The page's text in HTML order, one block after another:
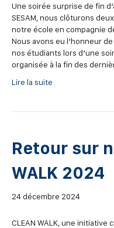
Une soirée surprise de fin
SESAM, nous clôturons
notre école en compagnie
Nous avons eu l’honneur
nos étudiants lors d’une
organisée à la fin des
Lire la suite
Retour sur
WALK 2024
24 décembre 2024
CLEAN WALK, une